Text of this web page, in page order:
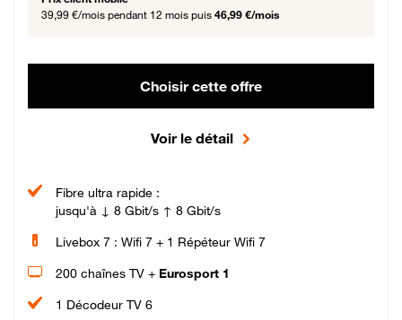
39,99 €/mois pendant 12 mois puis 46,99 €/mois
Choisir cette offre
Voir le détail
Fibre ultra rapide :
jusqu'à ↓ 8 Gbit/s ↑ 8 Gbit/s
Livebox 7 : Wifi 7 + 1 Répéteur Wifi 7
200 chaînes TV + Eurosport 1
1 Décodeur TV 6